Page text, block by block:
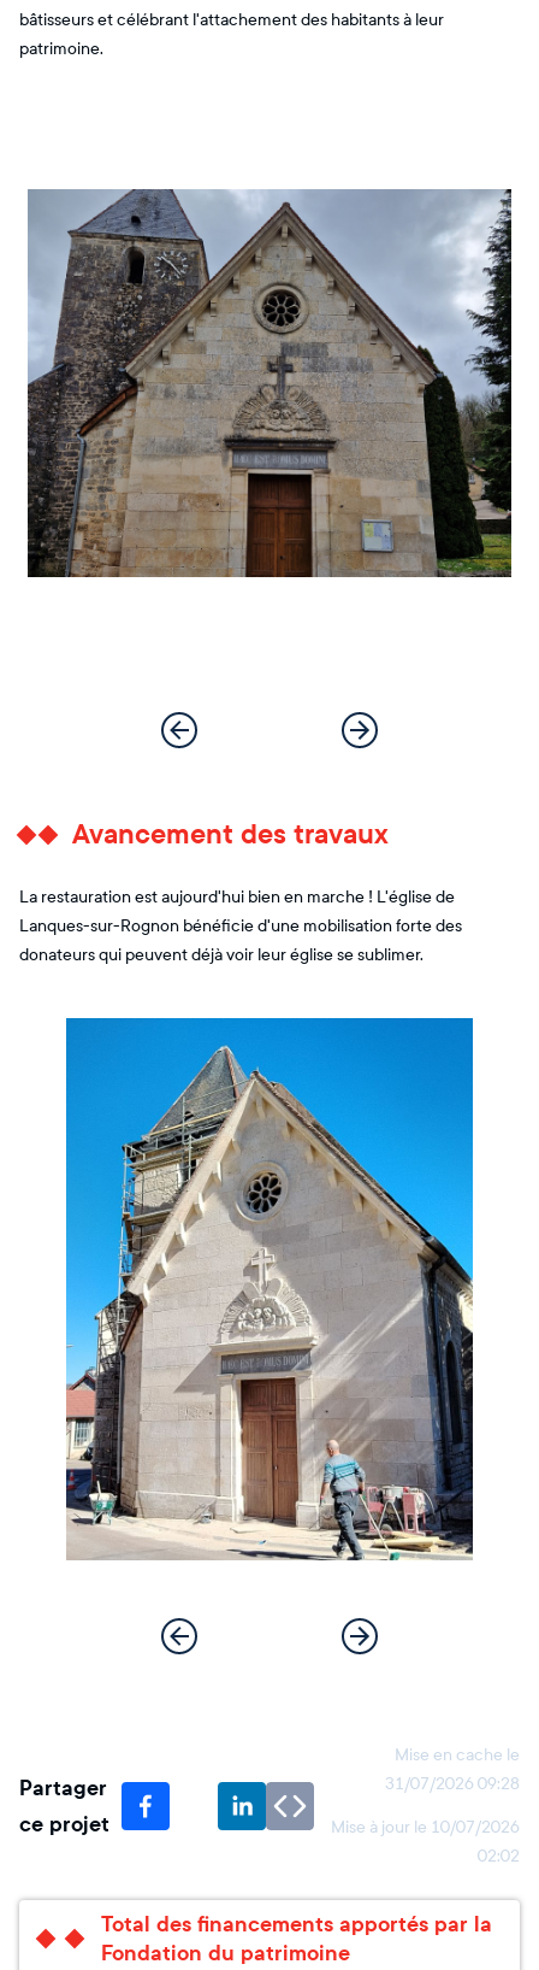
bâtisseurs et célébrant l'attachement des habitants à leur
patrimoine.
Avancement des travaux
La restauration est aujourd'hui bien en marche ! L'église de
Lanques-sur-Rognon bénéficie d'une mobilisation forte des
donateurs qui peuvent déjà voir leur église se sublimer.
Partager
ce projet
Mise en cache le
31/07/2026 09:28
Mise à jour le 10/07/2026
02:02
Total des financements apportés par la
Fondation du patrimoine